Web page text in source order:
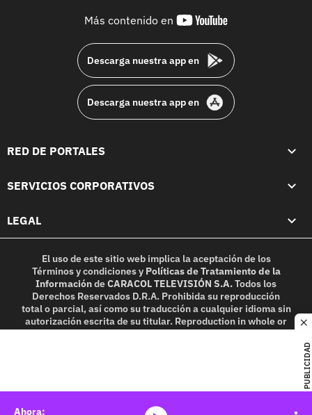
PUBLICIDAD
Más contenido en
youtube-
Descarga nuestra app en
Descarga nuestra app en
RED DE PORTALES
SERVICIOS CORPORATIVOS
LEGAL
El uso de este sitio web implica la aceptación de los
Términos y condicionesy Políticas de Tratamiento de la
InformacióndeCARACOL TELEVISIÓN S.A.Todos los
Derechos Reservados D.R.A. Prohibida su reproducción
total o parcial, así como su traducción a cualquier idioma sin
autorización escrita de su titular. Reproduction in whole or
in part, or translation without written permission is